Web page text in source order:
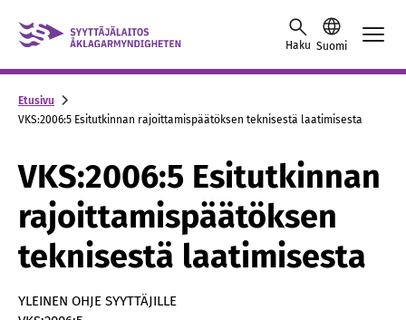
Skip to content -saavutettavuusohje
Haku Suomi
Etusivu
VKS:2006:5 Esitutkinnan rajoittamispäätöksen teknisestä laatimisesta
VKS:2006:5 Esitutkinnan
rajoittamispäätöksen
teknisestä laatimisesta
YLEINEN OHJE SYYTTÄJILLE